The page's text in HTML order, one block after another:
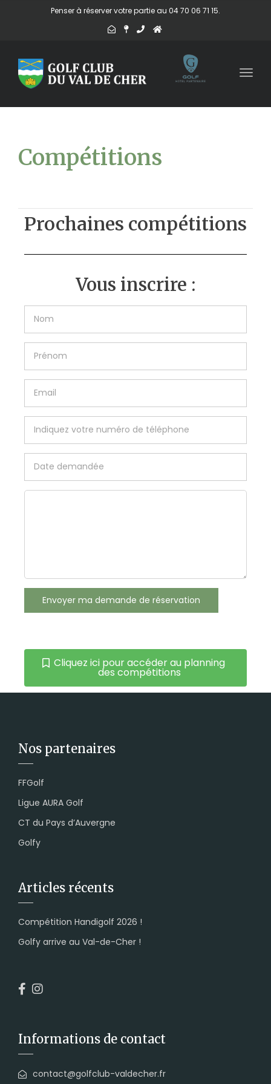
Penser à réserver votre partie au 04 70 06 71 15.
Compétitions
Prochaines compétitions
Vous inscrire :
Cliquez ici pour accéder au planning
des compétitions
Nos partenaires
FFGolf
Ligue AURA Golf
CT du Pays d’Auvergne
Golfy
Articles récents
Compétition Handigolf 2026 !
Golfy arrive au Val-de-Cher !
Informations de contact
contact@golfclub-valdecher.fr